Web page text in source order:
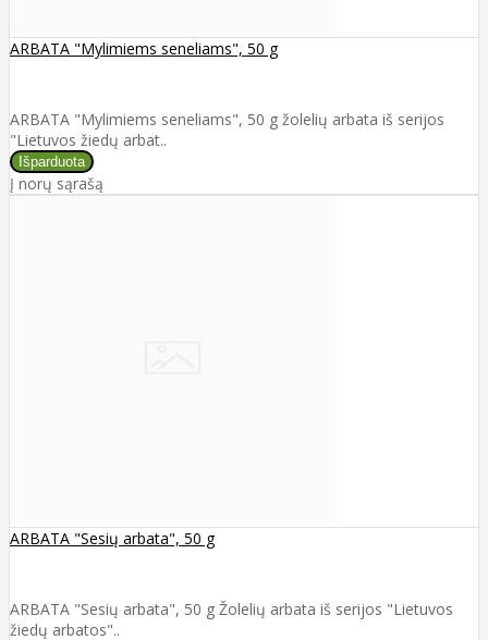
ARBATA "Mylimiems seneliams", 50 g
ARBATA "Mylimiems seneliams", 50 g žolelių arbata iš serijos
"Lietuvos žiedų arbat..
Į norų sąrašą
ARBATA "Sesių arbata", 50 g
ARBATA "Sesių arbata", 50 g Žolelių arbata iš serijos "Lietuvos
žiedų arbatos"..